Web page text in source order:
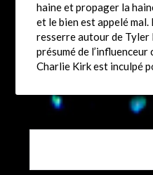
haine et propager la
et le bien est appelé mal.
resserre autour de Tyler
présumé de
Charlie Kirk est inculpé